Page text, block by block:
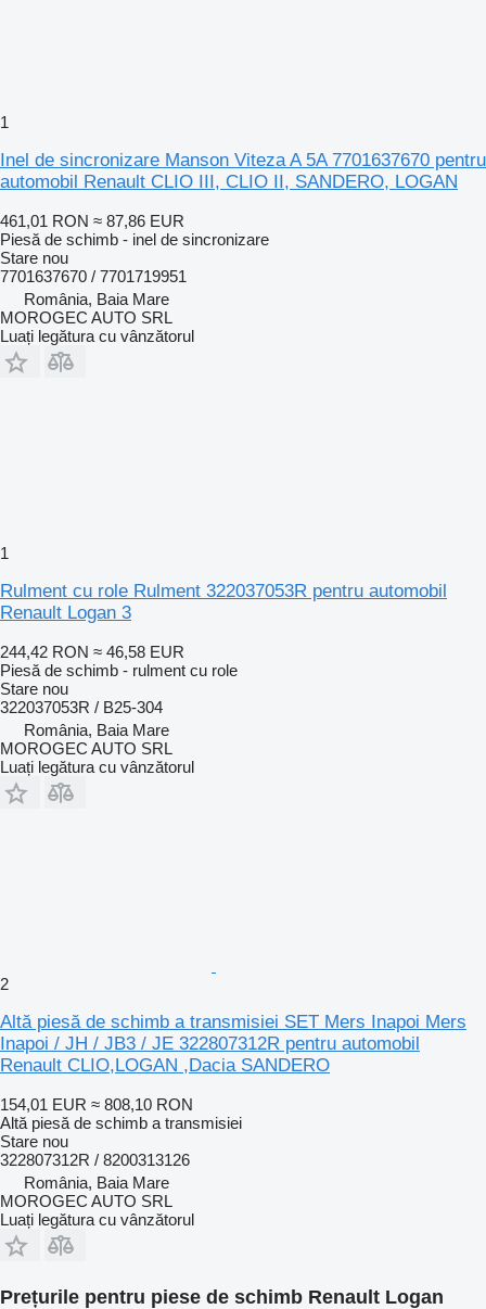
1
Inel de sincronizare Manson Viteza A 5A 7701637670 pentru
automobil Renault CLIO III, CLIO II, SANDERO, LOGAN
461,01 RON ≈ 87,86 EUR
Piesă de schimb - inel de sincronizare
Stare nou
7701637670 / 7701719951
România, Baia Mare
MOROGEC AUTO SRL
Luați legătura cu vânzătorul
1
Rulment cu role Rulment 322037053R pentru automobil
Renault Logan 3
244,42 RON ≈ 46,58 EUR
Piesă de schimb - rulment cu role
Stare nou
322037053R / B25-304
România, Baia Mare
MOROGEC AUTO SRL
Luați legătura cu vânzătorul
2
Altă piesă de schimb a transmisiei SET Mers Inapoi Mers
Inapoi / JH / JB3 / JE 322807312R pentru automobil
Renault CLIO,LOGAN ,Dacia SANDERO
154,01 EUR ≈ 808,10 RON
Altă piesă de schimb a transmisiei
Stare nou
322807312R / 8200313126
România, Baia Mare
MOROGEC AUTO SRL
Luați legătura cu vânzătorul
Prețurile pentru piese de schimb Renault Logan